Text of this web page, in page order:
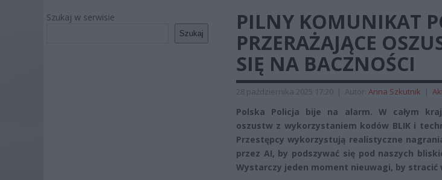
Szukaj w serwisie
Szukaj
PILNY KOMUNIKAT
PRZERAŻAJĄCE
SIĘ NA BACZNOŚCI
28 października 2025 17:20 | Autor: Anna Szkutnik |
Polska Policja bije na alarm. W całym
oszustw z wykorzystaniem kodów BLIK i
Przestępcy wykorzystują realistyczne
przez AI, by podszywać się pod naszych
Wystarczy jeden moment nieuwagi, by stracić